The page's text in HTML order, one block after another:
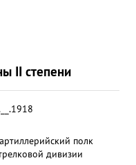
II степени
полк
дивизии